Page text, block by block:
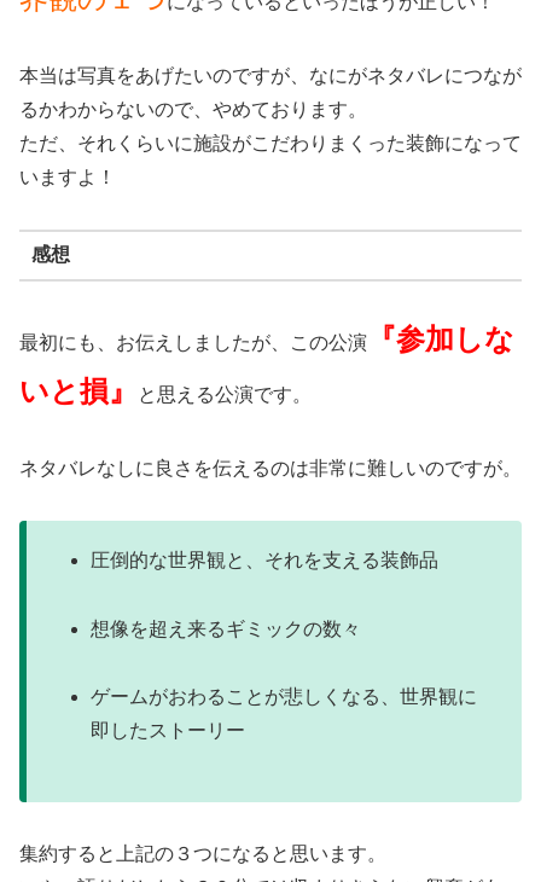
本当は写真をあげたいのですが、なにがネタバレにつなが
るかわからないので、やめております。
ただ、それくらいに施設がこだわりまくった装飾になって
いますよ！
感想
最初にも、お伝えしましたが、この公演
『参加しな
いと損』
と思える公演です。
ネタバレなしに良さを伝えるのは非常に難しいのですが。
圧倒的な世界観と、それを支える装飾品
想像を超え来るギミックの数々
ゲームがおわることが悲しくなる、世界観に
即したストーリー
集約すると上記の３つになると思います。